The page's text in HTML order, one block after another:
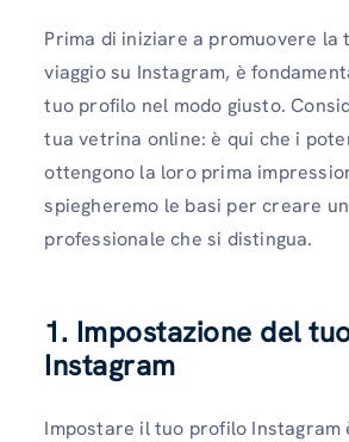
Prima di iniziare a promuovere la
viaggio su Instagram, è
tuo profilo nel modo giusto.
tua vetrina online: è qui che i
ottengono la loro prima
spiegheremo le basi per creare
professionale che si distingua.
1. Impostazione del
Instagram
Impostare il tuo profilo Instagram